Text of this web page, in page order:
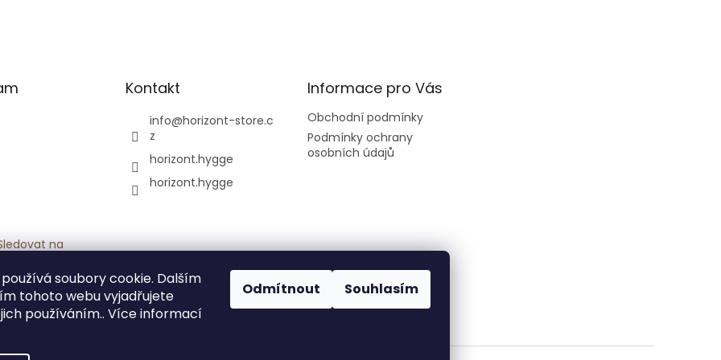
soubory cookie. Dalším
tohoto webu vyjadřujete
používáním.. Více informací
Odmítnout Souhlasím
na
Kontakt
info@horizont-store.c
z
horizont.hygge
horizont.hygge
Informace pro Vás
Obchodní podmínky
Podmínky ochrany
osobních údajů